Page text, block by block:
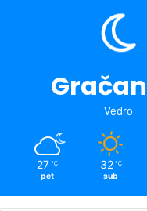
Vedro
27 ℃
pet
32 ℃
sub